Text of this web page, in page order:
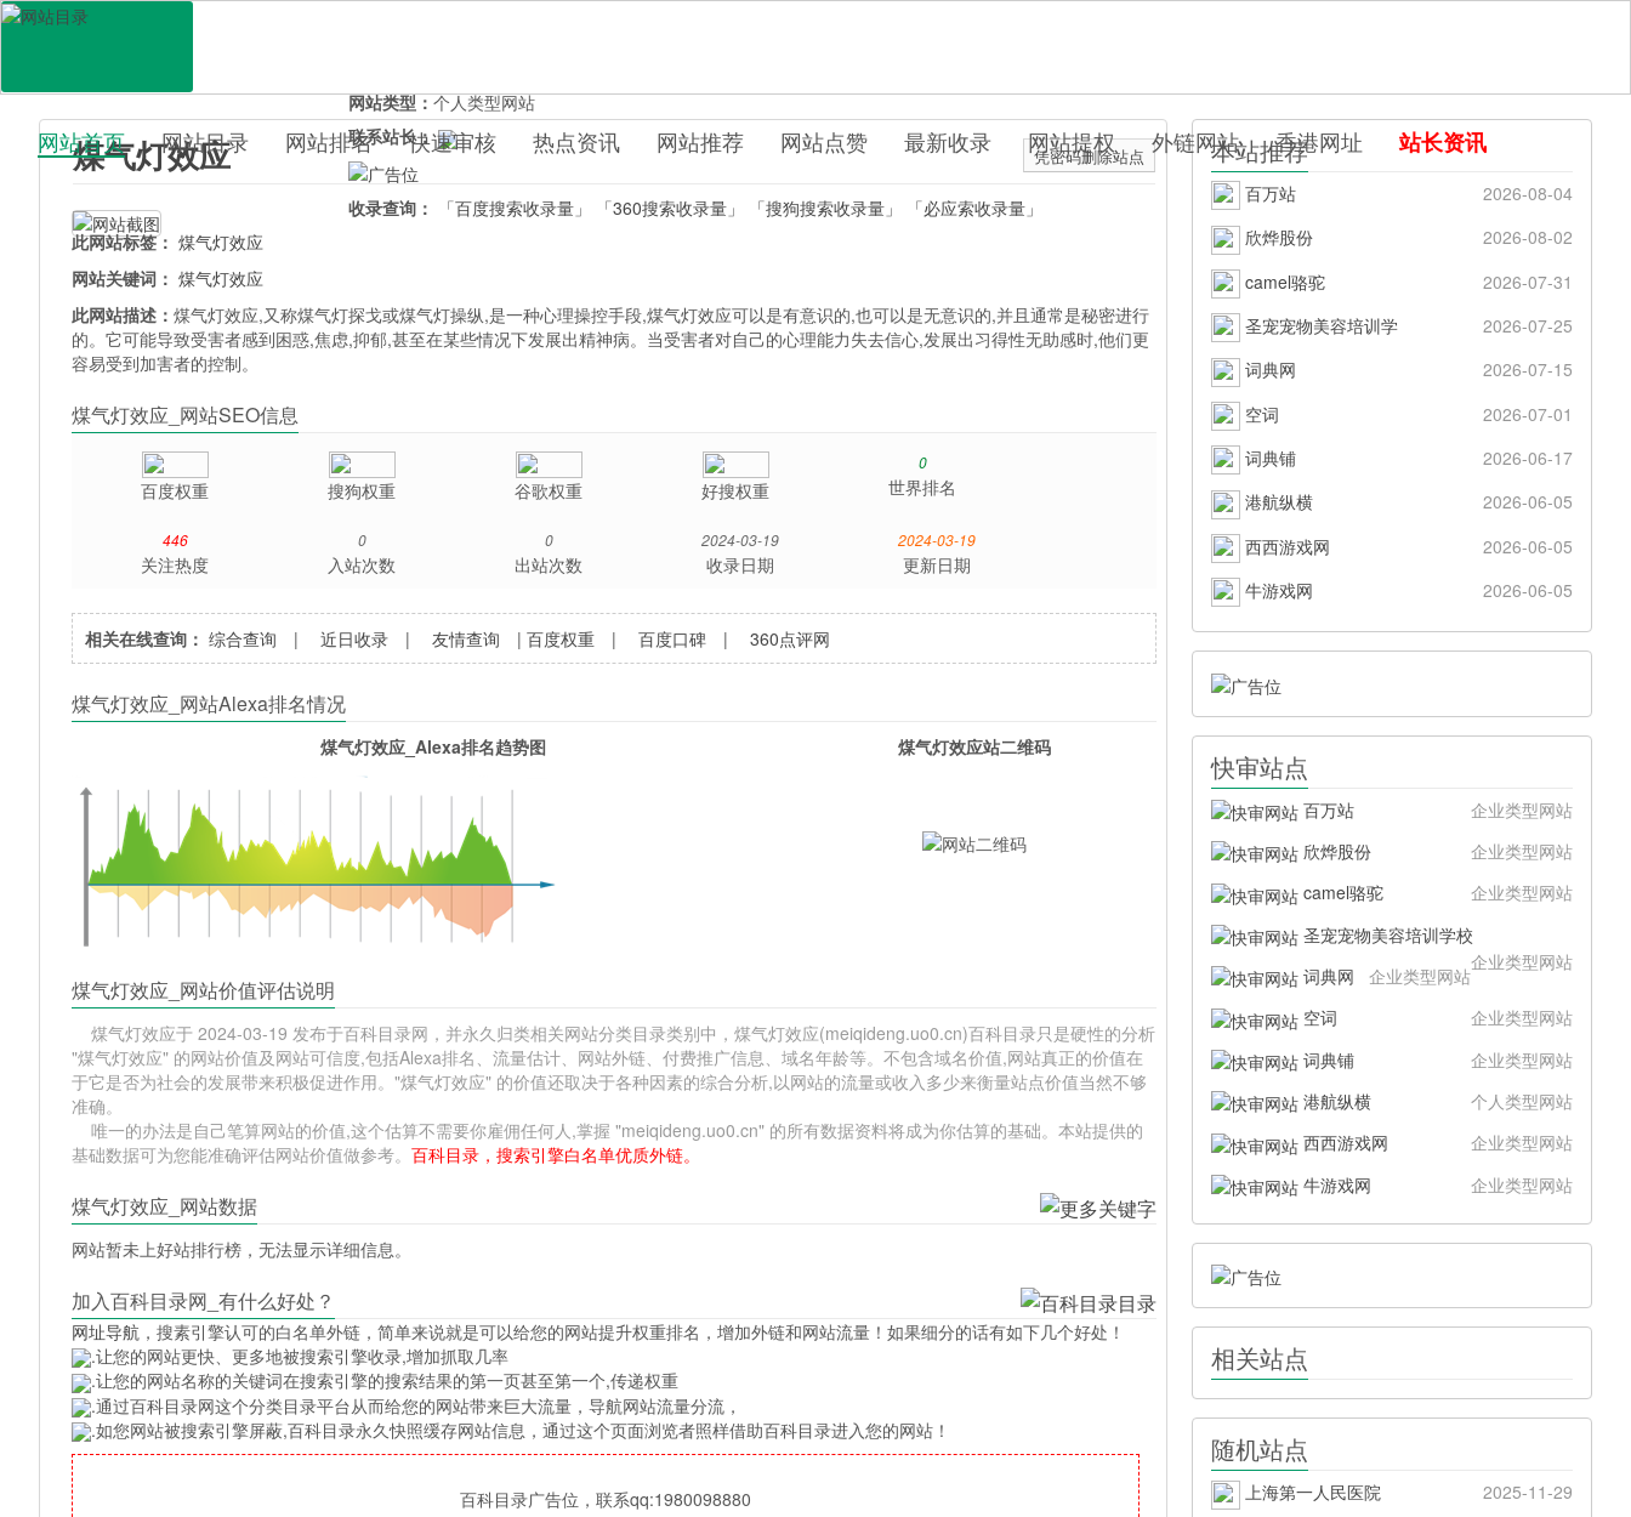
百科目录
网站首页 网站目录 网站排名 快速审核 热点资讯 网站推荐 网站点赞 最新收录 网站提权 外链网站 香港网址 站长资讯
煤气灯效应 凭密码删除站点
网站类型：个人类型网站
联系站长：
收录查询： 「百度搜索收录量」 「360搜索收录量」 「搜狗搜索收录量」
「必应索收录量」
此网站标签： 煤气灯效应
网站关键词： 煤气灯效应
此网站描述：煤气灯效应,又称煤气灯探戈或煤气灯操纵,是一种心理操控手段,煤气灯效应可以是有意识的,也可以是无意识的,并且通常是秘密进行
的。它可能导致受害者感到困惑,焦虑,抑郁,甚至在某些情况下发展出精神病。当受害者对自己的心理能力失去信心,发展出习得性无助感时,他们更
容易受到加害者的控制。
煤气灯效应_网站SEO信息
百度权重 搜狗权重 谷歌权重 好搜权重
0
世界排名
446
关注热度
0
入站次数
0
出站次数
2024-03-19
收录日期
2024-03-19
更新日期
相关在线查询： 综合查询 |近日收录 |友情查询 |百度权重 |百度口碑 |360点评网
煤气灯效应_网站Alexa排名情况
煤气灯效应_Alexa排名趋势图 煤气灯效应站二维码
煤气灯效应_网站价值评估说明
煤气灯效应于 2024-03-19 发布于百科目录网，并永久归类相关网站分类目录类别中，煤气灯效应(meiqideng.uo0.cn)百科目录只是硬性的分析
"煤气灯效应" 的网站价值及网站可信度,包括Alexa排名、流量估计、网站外链、付费推广信息、域名年龄等。不包含域名价值,网站真正的价值在
于它是否为社会的发展带来积极促进作用。"煤气灯效应" 的价值还取决于各种因素的综合分析,以网站的流量或收入多少来衡量站点价值当然不够
准确。
唯一的办法是自己笔算网站的价值,这个估算不需要你雇佣任何人,掌握 "meiqideng.uo0.cn" 的所有数据资料将成为你估算的基础。本站提供的
基础数据可为您能准确评估网站价值做参考。百科目录，搜索引擎白名单优质外链。
煤气灯效应_网站数据
网站暂未上好站排行榜，无法显示详细信息。
加入百科目录网_有什么好处？
网址导航 ，搜素引擎认可的白名单外链，简单来说就是可以给您的网站提升权重排名，增加外链和网站流量！如果细分的话有如下几个好处！
.让您的网站更快、更多地被搜索引擎收录,增加抓取几率
.让您的网站名称的关键词在搜索引擎的搜索结果的第一页甚至第一个,传递权重
.通过百科目录网这个分类目录平台从而给您的网站带来巨大流量，导航网站流量分流，
.如您网站被搜索引擎屏蔽,百科目录永久快照缓存网站信息，通过这个页面浏览者照样借助百科目录进入您的网站！
百科目录广告位，联系qq:1980098880
本站推荐
百万站
2026-08-04
欣烨股份
2026-08-02
camel骆驼
2026-07-31
圣宠宠物美容培训学
2026-07-25
词典网
2026-07-15
空词
2026-07-01
词典铺
2026-06-17
港航纵横
2026-06-05
西西游戏网
2026-06-05
牛游戏网
2026-06-05
快审站点
百万站
企业类型网站
欣烨股份
企业类型网站
camel骆驼
企业类型网站
圣宠宠物美容培训学校
企业类型网站
词典网
企业类型网站
空词
企业类型网站
词典铺
企业类型网站
港航纵横
个人类型网站
西西游戏网
企业类型网站
牛游戏网
企业类型网站
相关站点
随机站点
上海第一人民医院
2025-11-29